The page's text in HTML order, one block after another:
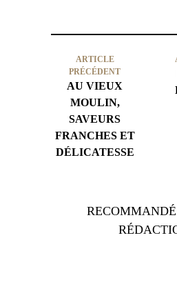
ARTICLE
PRÉCÉDENT
AU VIEUX
MOULIN,
SAVEURS
FRANCHES ET
DÉLICATESSE